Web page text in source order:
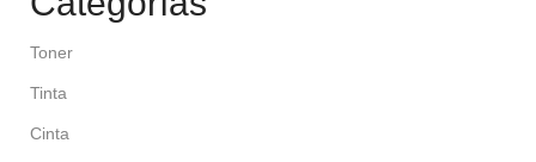
Toner
Tinta
Cinta